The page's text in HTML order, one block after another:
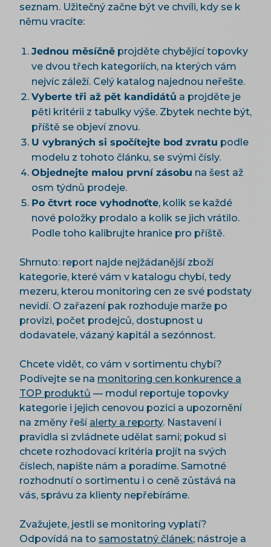
seznam. Užitečný začne být ve chvíli, kdy se k
němu vracíte:
Jednou měsíčně projděte chybějící topovky
ve dvou třech kategoriích, na kterých vám
nejvíc záleží. Celý katalog najednou neřešte.
Vyberte tři až pět kandidátů a projděte je
pěti kritérii z tabulky výše. Zbytek nechte být,
příště se objeví znovu.
U vybraných si spočítejte bod zvratu podle
modelu z tohoto článku, se svými čísly.
Objednejte malou první zásobu na šest až
osm týdnů prodeje.
Po čtvrt roce vyhodnoťte, kolik se každé
nové položky prodalo a kolik se jich vrátilo.
Podle toho kalibrujte hranice pro příště.
Shrnuto: report najde nejžádanější zboží
kategorie, které vám v katalogu chybí, tedy
mezeru, kterou monitoring cen ze své podstaty
nevidí. O zařazení pak rozhoduje marže po
provizi, počet prodejců, dostupnost u
dodavatele, vázaný kapitál a sezónnost.
Chcete vidět, co vám v sortimentu chybí?
Podívejte se na monitoring cen konkurence a
TOP produktů — modul reportuje topovky
kategorie i jejich cenovou pozici a upozornění
na změny řeší alerty a reporty. Nastavení i
pravidla si zvládnete udělat sami; pokud si
chcete rozhodovací kritéria projít na svých
číslech, napište nám a poradíme. Samotné
rozhodnutí o sortimentu i o ceně zůstává na
vás, správu za klienty nepřebíráme.
Zvažujete, jestli se monitoring vyplatí?
Odpovídá na to samostatný článek; nástroje a